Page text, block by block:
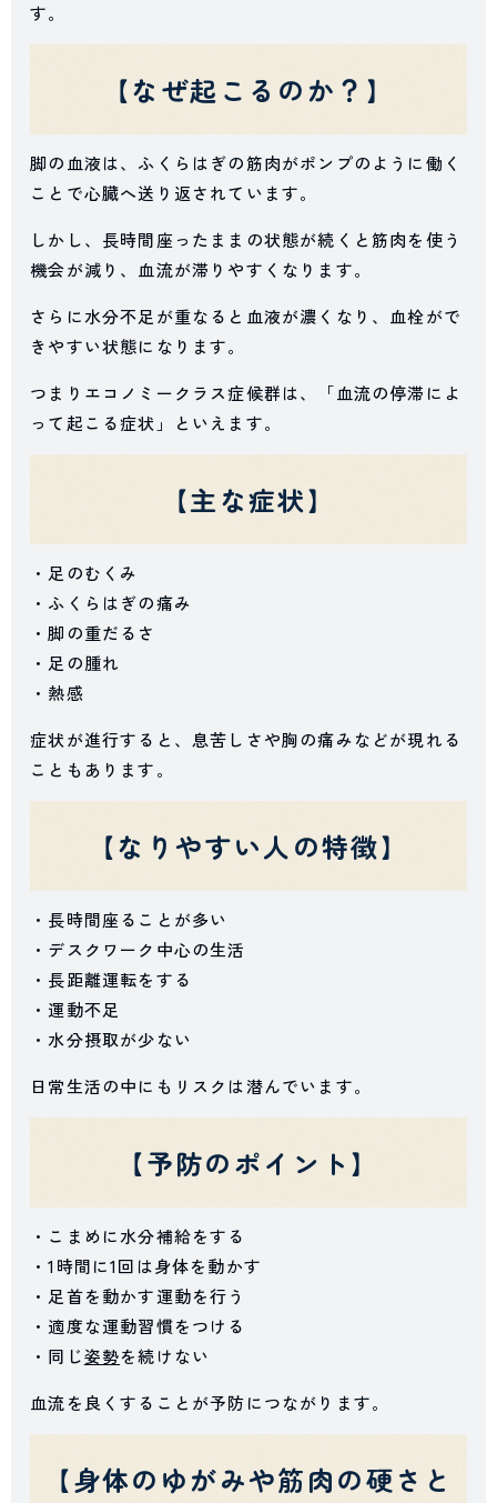
す。
【なぜ起こるのか？】
脚の血液は、ふくらはぎの筋肉がポンプのように働く
ことで心臓へ送り返されています。
しかし、長時間座ったままの状態が続くと筋肉を使う
機会が減り、血流が滞りやすくなります。
さらに水分不足が重なると血液が濃くなり、血栓がで
きやすい状態になります。
つまりエコノミークラス症候群は、「血流の停滞によ
って起こる症状」といえます。
【主な症状】
・足のむくみ
・ふくらはぎの痛み
・脚の重だるさ
・足の腫れ
・熱感
症状が進行すると、息苦しさや胸の痛みなどが現れる
こともあります。
【なりやすい人の特徴】
・長時間座ることが多い
・デスクワーク中心の生活
・長距離運転をする
・運動不足
・水分摂取が少ない
日常生活の中にもリスクは潜んでいます。
【予防のポイント】
・こまめに水分補給をする
・1時間に1回は身体を動かす
・足首を動かす運動を行う
・適度な運動習慣をつける
・同じ姿勢を続けない
血流を良くすることが予防につながります。
【身体のゆがみや筋肉の硬さと